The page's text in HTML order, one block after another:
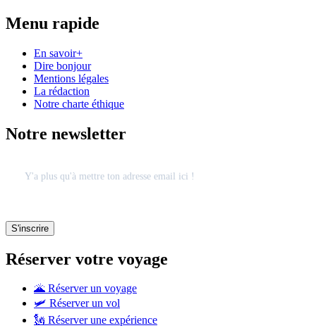
Menu rapide
En savoir+
Dire bonjour
Mentions légales
La rédaction
Notre charte éthique
Notre newsletter
Réserver votre voyage
🌋 Réserver un voyage
🛩 Réserver un vol
🗽 Réserver une expérience